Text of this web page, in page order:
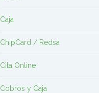
Caja
ChipCard / Redsa
Cita Online
Cobros y Caja